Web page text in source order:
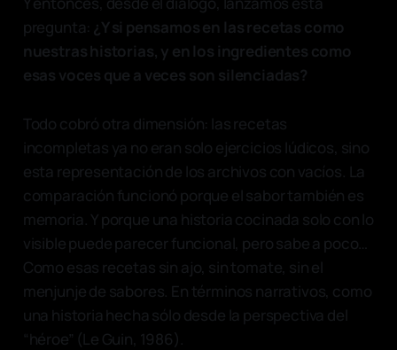
pregunta: ¿Y si pensamos en las recetas como
nuestras historias, y en los ingredientes como
esas voces que a veces son silenciadas?
Todo cobró otra dimensión: las recetas
incompletas ya no eran solo ejercicios lúdicos, sino
esta representación de los archivos con vacíos. La
comparación funcionó porque el sabor también es
memoria. Y porque una historia cocinada solo con lo
visible puede parecer funcional, pero sabe a poco…
Como esas recetas sin ajo, sin tomate, sin el
menjunje de sabores. En términos narrativos, como
una historia hecha sólo desde la perspectiva del
“héroe” (Le Guin, 1986).